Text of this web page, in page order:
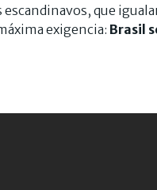
que
exigencia: Brasil